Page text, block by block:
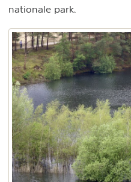
nationale park.